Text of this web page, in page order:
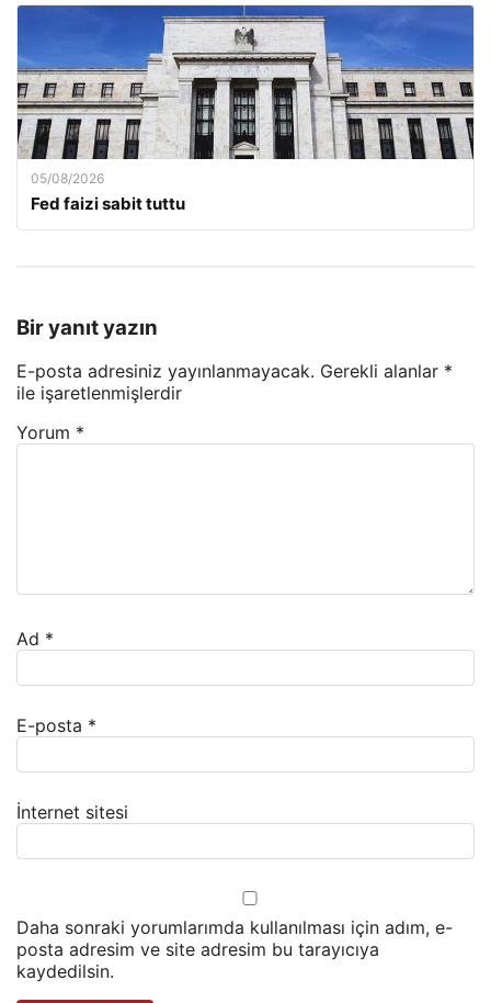
05/08/2026
Fed faizi sabit tuttu
Bir yanıt yazın
E-posta adresiniz yayınlanmayacak. Gerekli alanlar *
ile işaretlenmişlerdir
Yorum *
Ad *
E-posta *
İnternet sitesi
Daha sonraki yorumlarımda kullanılması için adım, e-
posta adresim ve site adresim bu tarayıcıya
kaydedilsin.